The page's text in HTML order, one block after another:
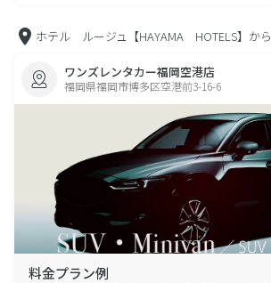
ホテル ルージュ【HAYAMA HOTELS】から
ワンズレンタカー福岡空港店
福岡県福岡市博多区空港前3-16-6
料金プラン例